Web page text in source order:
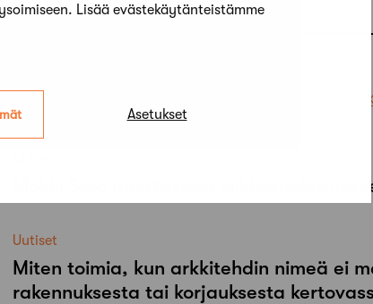
Lisää evästekäytänteistämme
Asetukset
Mökki Salo haettavissa
Uutiset
Miten toimia, kun arkkitehdin nimeä ei
rakennuksesta tai korjauksesta